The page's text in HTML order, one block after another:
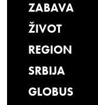
ZABAVA
ŽIVOT
REGION
SRBIJA
GLOBUS